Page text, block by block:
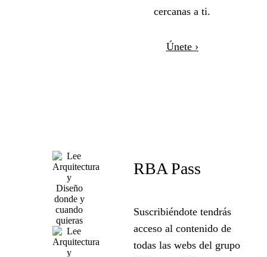
cercanas a ti.
Únete ›
RBA Pass
Suscribiéndote tendrás
acceso al contenido de
todas las webs del grupo